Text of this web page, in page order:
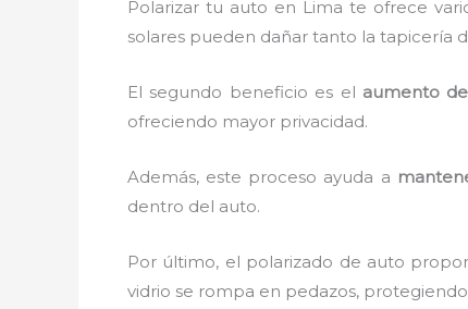
Polarizar tu auto en Lima te ofrece
solares pueden dañar tanto la tapicería
El segundo beneficio es el aumento
ofreciendo mayor privacidad.
Además, este proceso ayuda a
dentro del auto.
Por último, el polarizado de auto
vidrio se rompa en pedazos,